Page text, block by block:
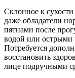
Склонное к
даже обладатели
пятнами после
водой или острыми
Потребуется
восстановить
лице подручными